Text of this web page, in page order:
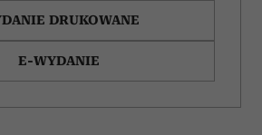
DRUKOWANE
E-WYDANIE